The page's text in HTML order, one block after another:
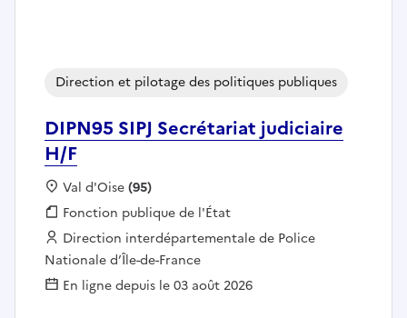
DIPN95 SIPJ Secrétariat judiciaire
H/F
Direction et pilotage des politiques publiques
Localisation :
Val d'Oise(95)
Fonction publique :
Fonction publique de l'État
Employeur :
Direction interdépartementale de Police
Nationale d’Île-de-France
En ligne depuis le 03 août 2026